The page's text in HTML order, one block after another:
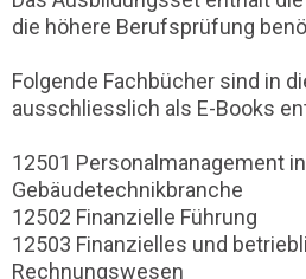
die höhere Berufsprüfung
Folgende Fachbücher sind in
ausschliesslich als E-Books
12501 Personalmanagement
Gebäudetechnikbranche
12502 Finanzielle Führung
12503 Finanzielles und
Rechnungswesen